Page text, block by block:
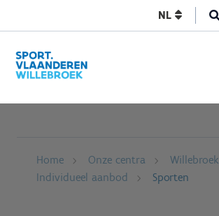
NL
Home Onze centra
Willebroek
Individueel aanbod
Sporten